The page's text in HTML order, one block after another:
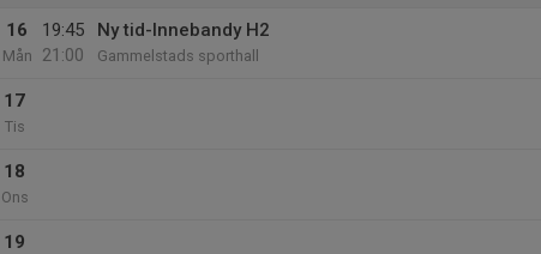
16
Mån
19:45
21:00
Ny tid-Innebandy H2
Gammelstads sporthall
17
Tis
18
Ons
19